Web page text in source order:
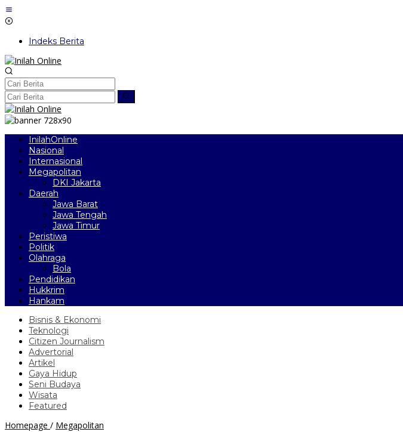
Lewati
ke
Indeks Berita
InilahOnline
Nasional
Internasional
Megapolitan
DKI Jakarta
Daerah
Jawa Barat
Jawa Tengah
Jawa Timur
Peristiwa
Politik
Olahraga
Bola
Pendidikan
Hukkrim
Hankam
Bisnis & Ekonomi
Teknologi
Citizen Journalism
Advertorial
Artikel
Gaya Hidup
Seni Budaya
Wisata
Featured
Homepage / Megapolitan